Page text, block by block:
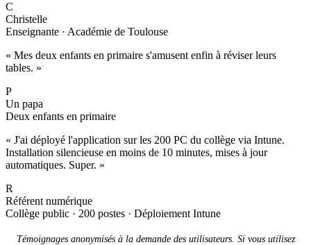
C
Christelle
Enseignante · Académie de Toulouse
« Mes deux enfants en primaire s'amusent enfin à réviser leurs
tables. »
P
Un papa
Deux enfants en primaire
« J'ai déployé l'application sur les 200 PC du collège via Intune.
Installation silencieuse en moins de 10 minutes, mises à jour
automatiques. Super. »
R
Référent numérique
Collège public · 200 postes · Déploiement Intune
Témoignages anonymisés à la demande des utilisateurs. Si vous utilisez